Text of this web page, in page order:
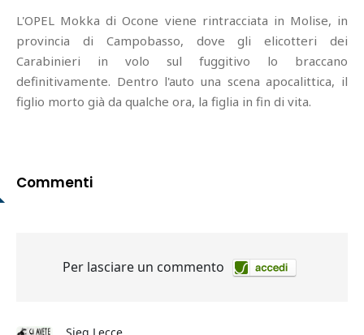
L'OPEL Mokka di Ocone viene rintracciata in Molise, in
provincia di Campobasso, dove gli elicotteri dei
Carabinieri in volo sul fuggitivo lo braccano
definitivamente. Dentro l'auto una scena apocalittica, il
figlio morto già da qualche ora, la figlia in fin di vita.
Commenti